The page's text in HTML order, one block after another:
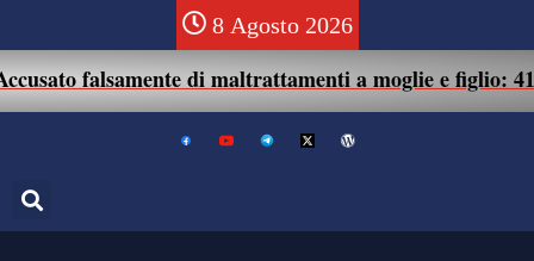
8 Agosto 2026
falsamente di maltrattamenti a moglie e figlio: 41enne